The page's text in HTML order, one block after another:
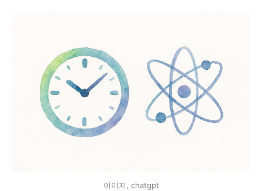
이미지, chatgpt